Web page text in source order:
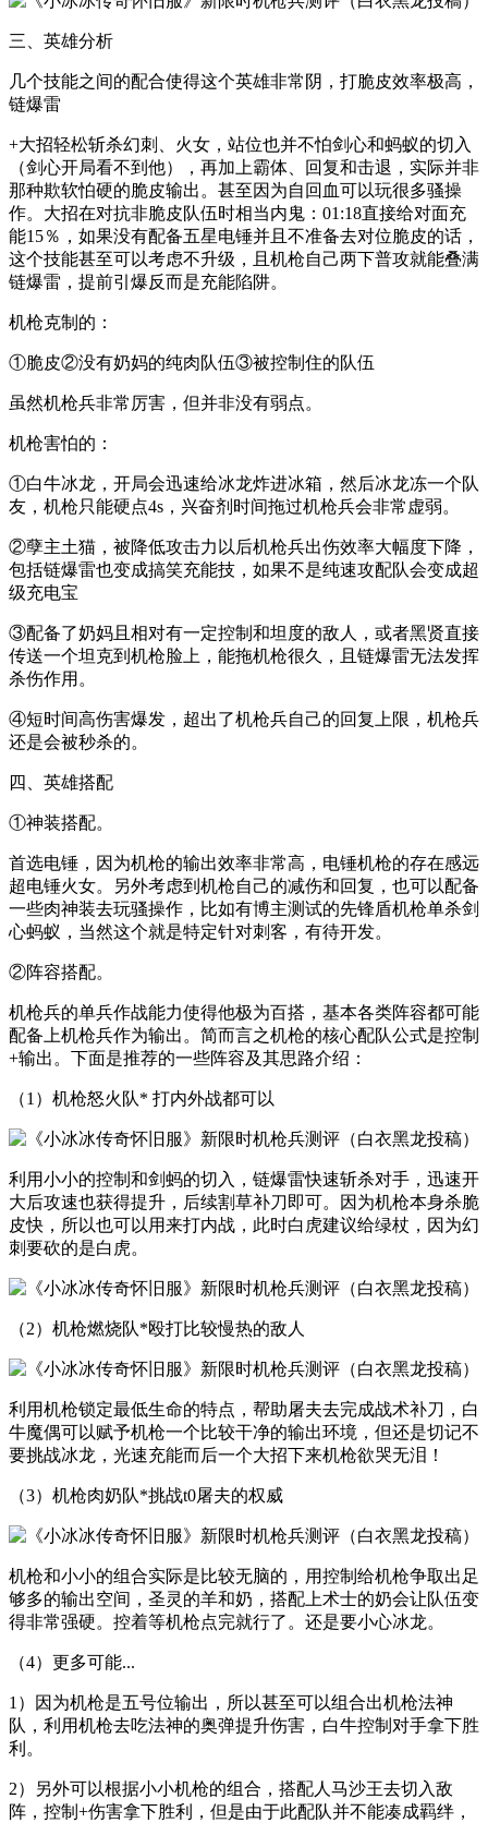
三、英雄分析
几个技能之间的配合使得这个英雄非常阴，打脆皮效率极高，
链爆雷
+大招轻松斩杀幻刺、火女，站位也并不怕剑心和蚂蚁的切入
（剑心开局看不到他），再加上霸体、回复和击退，实际并非
那种欺软怕硬的脆皮输出。甚至因为自回血可以玩很多骚操
作。大招在对抗非脆皮队伍时相当内鬼：01:18直接给对面充
能15％，如果没有配备五星电锤并且不准备去对位脆皮的话，
这个技能甚至可以考虑不升级，且机枪自己两下普攻就能叠满
链爆雷，提前引爆反而是充能陷阱。
机枪克制的：
①脆皮②没有奶妈的纯肉队伍③被控制住的队伍
虽然机枪兵非常厉害，但并非没有弱点。
机枪害怕的：
①白牛冰龙，开局会迅速给冰龙炸进冰箱，然后冰龙冻一个队
友，机枪只能硬点4s，兴奋剂时间拖过机枪兵会非常虚弱。
②孽主土猫，被降低攻击力以后机枪兵出伤效率大幅度下降，
包括链爆雷也变成搞笑充能技，如果不是纯速攻配队会变成超
级充电宝
③配备了奶妈且相对有一定控制和坦度的敌人，或者黑贤直接
传送一个坦克到机枪脸上，能拖机枪很久，且链爆雷无法发挥
杀伤作用。
④短时间高伤害爆发，超出了机枪兵自己的回复上限，机枪兵
还是会被秒杀的。
四、英雄搭配
①神装搭配。
首选电锤，因为机枪的输出效率非常高，电锤机枪的存在感远
超电锤火女。另外考虑到机枪自己的减伤和回复，也可以配备
一些肉神装去玩骚操作，比如有博主测试的先锋盾机枪单杀剑
心蚂蚁，当然这个就是特定针对刺客，有待开发。
②阵容搭配。
机枪兵的单兵作战能力使得他极为百搭，基本各类阵容都可能
配备上机枪兵作为输出。简而言之机枪的核心配队公式是控制
+输出。下面是推荐的一些阵容及其思路介绍：
（1）机枪怒火队* 打内外战都可以
利用小小的控制和剑蚂的切入，链爆雷快速斩杀对手，迅速开
大后攻速也获得提升，后续割草补刀即可。因为机枪本身杀脆
皮快，所以也可以用来打内战，此时白虎建议给绿杖，因为幻
刺要砍的是白虎。
（2）机枪燃烧队*殴打比较慢热的敌人
利用机枪锁定最低生命的特点，帮助屠夫去完成战术补刀，白
牛魔偶可以赋予机枪一个比较干净的输出环境，但还是切记不
要挑战冰龙，光速充能而后一个大招下来机枪欲哭无泪！
（3）机枪肉奶队*挑战t0屠夫的权威
机枪和小小的组合实际是比较无脑的，用控制给机枪争取出足
够多的输出空间，圣灵的羊和奶，搭配上术士的奶会让队伍变
得非常强硬。控着等机枪点完就行了。还是要小心冰龙。
（4）更多可能...
1）因为机枪是五号位输出，所以甚至可以组合出机枪法神
队，利用机枪去吃法神的奥弹提升伤害，白牛控制对手拿下胜
利。
2）另外可以根据小小机枪的组合，搭配人马沙王去切入敌
阵，控制+伤害拿下胜利，但是由于此配队并不能凑成羁绊，